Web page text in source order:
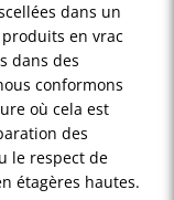
dans un
en vrac
dans des
conformons
où cela est
des
le respect de
étagères hautes.